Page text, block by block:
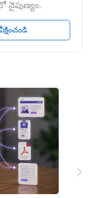
నైపుణ్యం.